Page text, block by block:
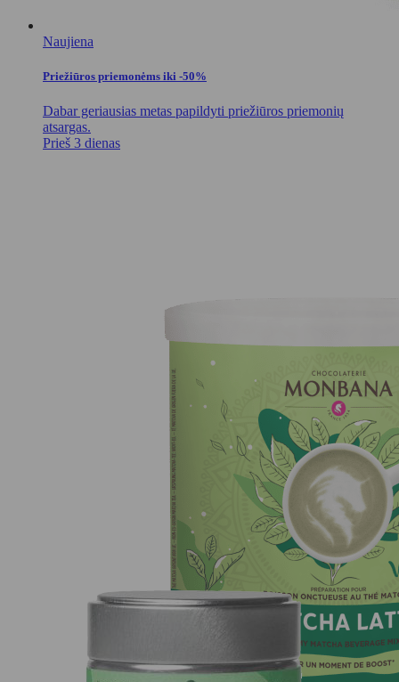
Naujiena
Priežiūros priemonėms iki -50%
Dabar geriausias metas papildyti priežiūros priemonių
atsargas.
Prieš 3 dienas